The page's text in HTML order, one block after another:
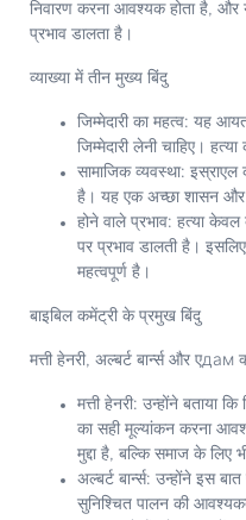
निवारण करना आवश्यक होता है,
प्रभाव डालता है।
व्याख्या में तीन मुख्य बिंदु
जिम्मेदारी का महत्व: यह आयत
जिम्मेदारी लेनी चाहिए।
सामाजिक व्यवस्था: इस्राएल
है। यह एक अच्छा शासन और
होने वाले प्रभाव: हत्या केवल
पर प्रभाव डालती है।
महत्वपूर्ण है।
बाइबिल कमेंट्री के प्रमुख बिंदु
मत्ती हेनरी, अल्बर्ट बार्न्स और एдам
मत्ती हेनरी: उन्होंने बताया
का सही मूल्यांकन करना
मुद्दा है, बल्कि समाज के लिए
अल्बर्ट बार्न्स: उन्होंने इस
सुनिश्चित पालन की